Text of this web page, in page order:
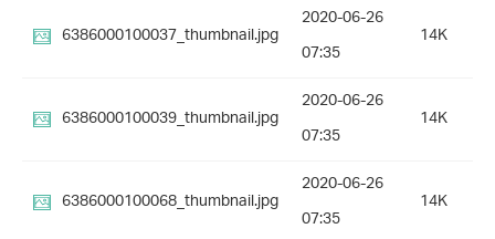
6386000100037_thumbnail.jpg
2020-06-26
07:35
14K
6386000100039_thumbnail.jpg
2020-06-26
07:35
14K
6386000100068_thumbnail.jpg
2020-06-26
07:35
14K